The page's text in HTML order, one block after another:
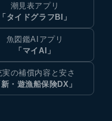
潮見表アプリ
「タイドグラフBI」
魚図鑑AIアプリ
「マイAI」
実の補償内容と安さ
新・遊漁船保険DX」